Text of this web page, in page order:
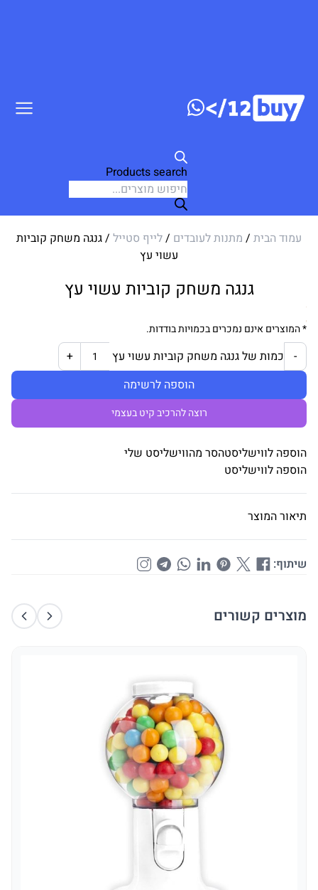
Products search
עמוד הבית / מתנות לעובדים /לייף סטייל / גנגה משחק קוביות
עשוי עץ
גנגה משחק קוביות עשוי עץ
* המוצרים אינם נמכרים בכמויות בודדות.
- כמות של גנגה משחק קוביות עשוי עץ
+
הוספה לרשימה
רוצה להרכיב קיט בעצמי
הוספה לווישליסטהסר מהווישליסט שלי
הוספה לווישליסט
תיאור המוצר
שיתוף:
מוצרים קשורים